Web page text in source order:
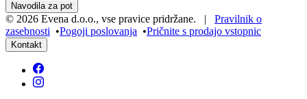
Navodila za pot
© 2026 Evena d.o.o., vse pravice pridržane. | Pravilnik o
zasebnosti •Pogoji poslovanja •Pričnite s prodajo vstopnic
Kontakt